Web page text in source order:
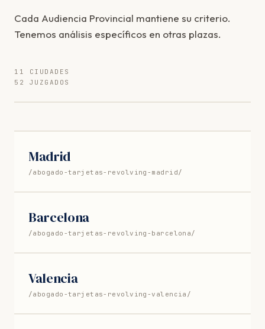
Cada Audiencia Provincial mantiene su criterio.
Tenemos análisis específicos en otras plazas.
11 CIUDADES
52 JUZGADOS
Madrid
/abogado-tarjetas-revolving-madrid/
Barcelona
/abogado-tarjetas-revolving-barcelona/
Valencia
/abogado-tarjetas-revolving-valencia/